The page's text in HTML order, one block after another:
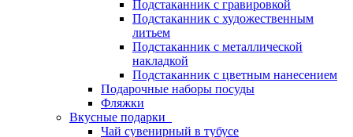
Подстаканник c гравировкой
Подстаканник с художественным
литьем
Подстаканник с металлической
накладкой
Подстаканник с цветным нанесением
Подарочные наборы посуды
Фляжки
Вкусные подарки
Чай сувенирный в тубусе